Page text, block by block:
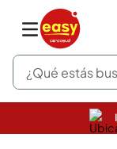
¿Qué estás
pinturas